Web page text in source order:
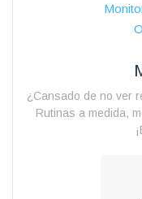
¿Cansado de no ver
Rutinas a medida,